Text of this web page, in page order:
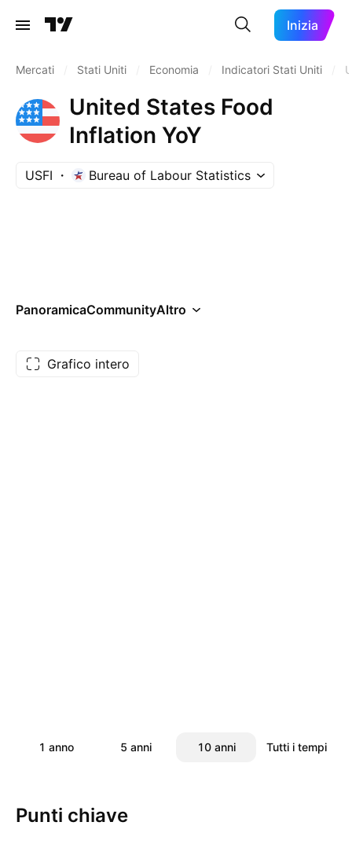
Inizia
Mercati Stati Uniti Economia Indicatori Stati Uniti
United States Food
Inflation YoY
USFI Bureau of Labour Statistics
PanoramicaCommunityAltro
Grafico intero
1 anno 5 anni 10 anni Tutti i tempi
Punti chiave